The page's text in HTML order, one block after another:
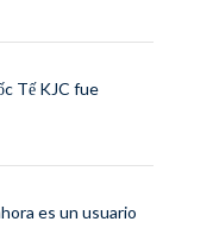
Tế KJC fue
es un usuario